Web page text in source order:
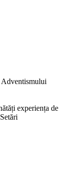
experiența de
Setări